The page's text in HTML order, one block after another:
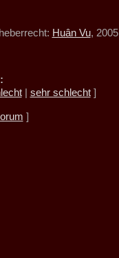
Huân Vu, 2005
| sehr schlecht]
]